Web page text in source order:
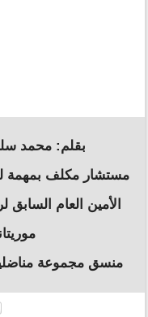
بقلم: محمد
مستشار مكلف بمهمة
الأمين العام
منسق مجموعة